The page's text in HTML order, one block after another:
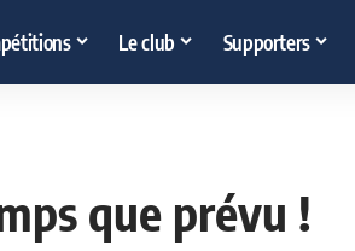
Le club Supporters
que prévu !